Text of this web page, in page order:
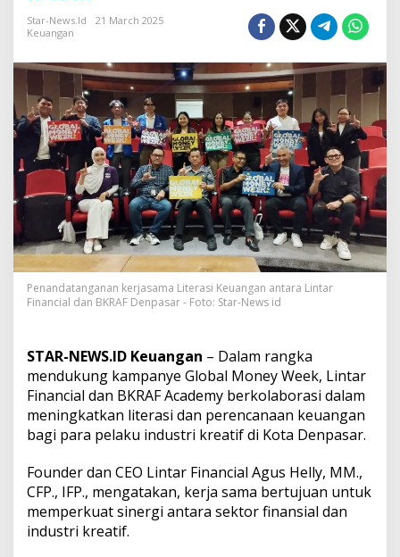
n
c
i
l
d
a
n
B
K
R
A
F
D
e
n
a
r
B
e
r
k
l
a
b
o
Star-News.id
21 March 2025
Keuangan
Penandatanganan kerjasama Literasi Keuangan antara Lintar
Financial dan BKRAF Denpasar - Foto: Star-News id
STAR-NEWS.ID Keuangan – Dalam rangka
mendukung kampanye Global Money Week, Lintar
Financial dan BKRAF Academy berkolaborasi dalam
meningkatkan literasi dan perencanaan keuangan
bagi para pelaku industri kreatif di Kota Denpasar.
Founder dan CEO Lintar Financial Agus Helly, MM.,
CFP., IFP., mengatakan, kerja sama bertujuan untuk
memperkuat sinergi antara sektor finansial dan
industri kreatif.